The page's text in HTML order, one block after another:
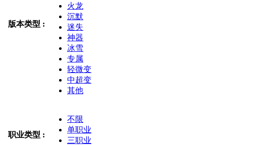
版本类型 :
火龙
沉默
迷失
神器
冰雪
专属
轻微变
中超变
其他
职业类型 :
不限
单职业
三职业